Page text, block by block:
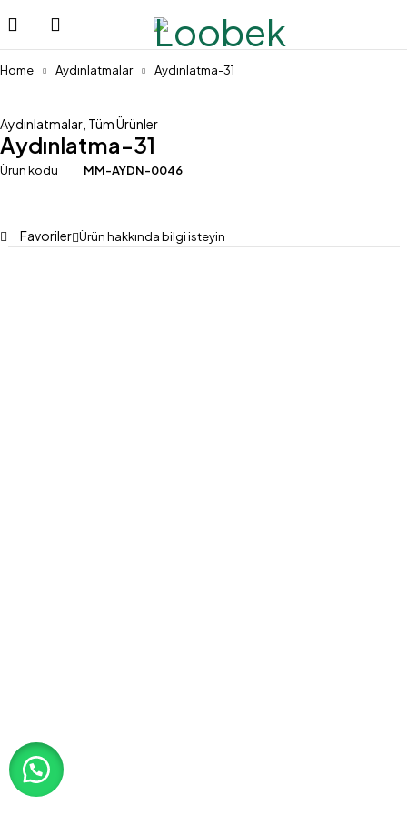
Home Aydınlatmalar Aydınlatma-31
Aydınlatmalar Tüm Ürünler
Aydınlatma-31
Ürün kodu MM-AYDN-0046
Favoriler Ürün hakkında bilgi isteyin